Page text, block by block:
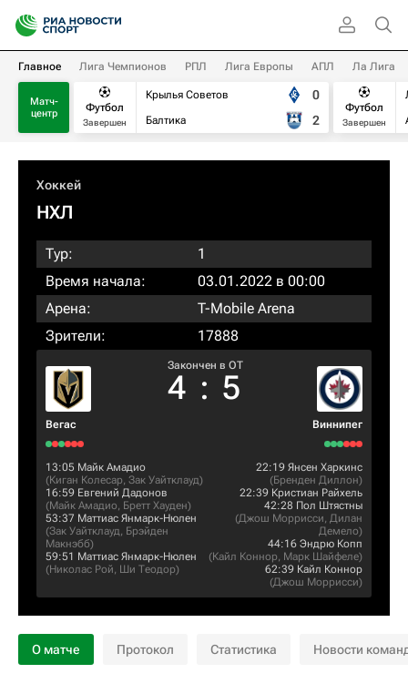
Главное Лига Чемпионов РПЛ Лига Европы АПЛ Ла Лига
Матч-
центр
Футбол
Завершен
Крылья Советов
Балтика
0
2
Футбол
Завершен
Хоккей
НХЛ
Тур:
1
Время начала:
03.01.2022 в 00:00
Арена:
T-Mobile Arena
Зрители:
17888
Вегас
Закончен в OT
4 : 5
Виннипег
13:05 Майк Амадио
(Киган Колесар, Зак Уайтклауд)
16:59 Евгений Дадонов
(Майк Амадио, Бретт Хауден)
53:37 Маттиас Янмарк-Нюлен
(Зак Уайтклауд, Брэйден
Макнэбб)
59:51 Маттиас Янмарк-Нюлен
(Николас Рой, Ши Теодор)
22:19 Янсен Харкинс
(Бренден Диллон)
22:39 Кристиан Райхель
42:28 Пол Штястны
(Джош Моррисси, Дилан
Демело)
44:16 Эндрю Копп
(Кайл Коннор, Марк Шайфеле)
62:39 Кайл Коннор
(Джош Моррисси)
О матче Протокол Статистика Новости